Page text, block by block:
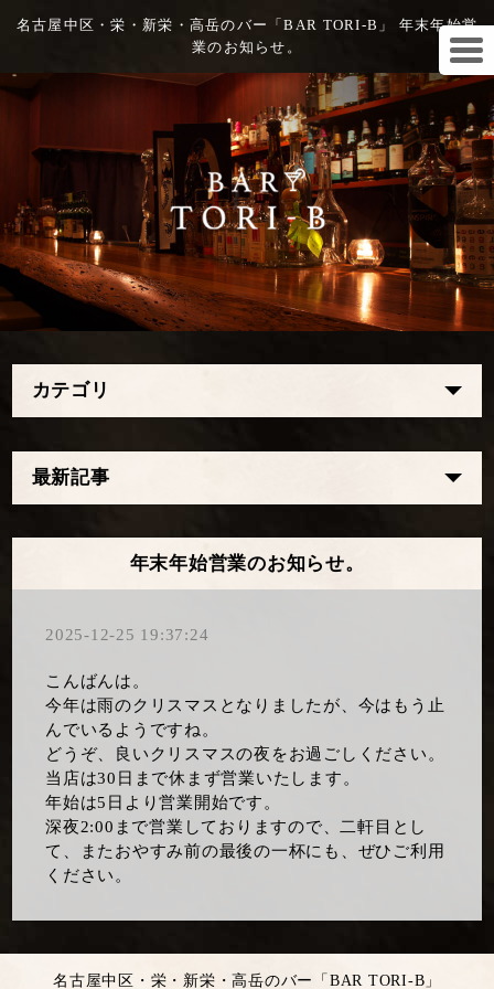
名古屋中区・栄・新栄・高岳のバー「BAR TORI-B」 年末年始営
業のお知らせ。
カテゴリ
最新記事
年末年始営業のお知らせ。
2025-12-25 19:37:24
こんばんは。
今年は雨のクリスマスとなりましたが、今はもう止
んでいるようですね。
どうぞ、良いクリスマスの夜をお過ごしください。
当店は30日まで休まず営業いたします。
年始は5日より営業開始です。
深夜2:00まで営業しておりますので、二軒目とし
て、またおやすみ前の最後の一杯にも、ぜひご利用
ください。
名古屋中区・栄・新栄・高岳のバー「BAR TORI-B」